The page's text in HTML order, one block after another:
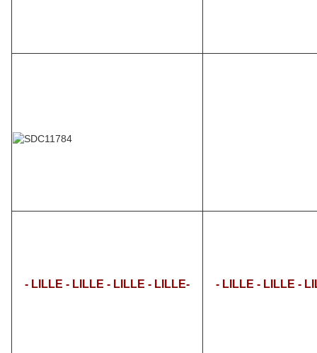
- LILLE - LILLE - LILLE - LILLE- - LILLE - LILLE -